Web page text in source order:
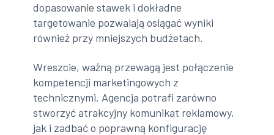
dopasowanie stawek i dokładne
targetowanie pozwalają osiągać wyniki
również przy mniejszych budżetach.
Wreszcie, ważną przewagą jest połączenie
kompetencji marketingowych z
technicznymi. Agencja potrafi zarówno
stworzyć atrakcyjny komunikat reklamowy,
jak i zadbać o poprawną konfigurację